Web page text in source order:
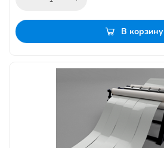
В корзину